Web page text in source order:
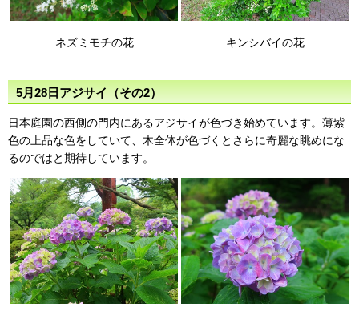
ネズミモチの花 キンシバイの花
5月28日アジサイ（その2）
日本庭園の西側の門内にあるアジサイが色づき始めています。薄紫
色の上品な色をしていて、木全体が色づくとさらに奇麗な眺めにな
るのではと期待しています。